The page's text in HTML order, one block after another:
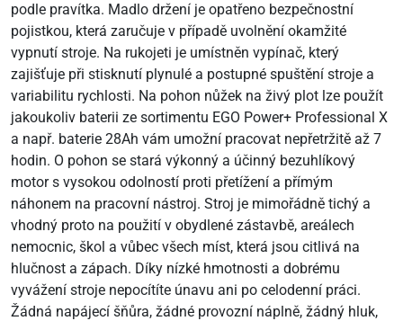
podle pravítka. Madlo držení je opatřeno bezpečnostní
pojistkou, která zaručuje v případě uvolnění okamžité
vypnutí stroje. Na rukojeti je umístněn vypínač, který
zajišťuje při stisknutí plynulé a postupné spuštění stroje a
variabilitu rychlosti. Na pohon nůžek na živý plot lze použít
jakoukoliv baterii ze sortimentu EGO Power+ Professional X
a např. baterie 28Ah vám umožní pracovat nepřetržitě až 7
hodin. O pohon se stará výkonný a účinný bezuhlíkový
motor s vysokou odolností proti přetížení a přímým
náhonem na pracovní nástroj. Stroj je mimořádně tichý a
vhodný proto na použití v obydlené zástavbě, areálech
nemocnic, škol a vůbec všech míst, která jsou citlivá na
hlučnost a zápach. Díky nízké hmotnosti a dobrému
vyvážení stroje nepocítíte únavu ani po celodenní práci.
Žádná napájecí šňůra, žádné provozní náplně, žádný hluk,